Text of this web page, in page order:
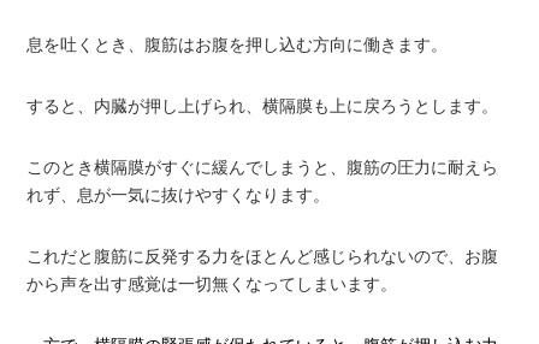
息を吐くとき、腹筋はお腹を押し込む方向に働きます。
すると、内臓が押し上げられ、横隔膜も上に戻ろうとします。
このとき横隔膜がすぐに緩んでしまうと、腹筋の圧力に耐えら
れず、息が一気に抜けやすくなります。
これだと腹筋に反発する力をほとんど感じられないので、お腹
から声を出す感覚は一切無くなってしまいます。